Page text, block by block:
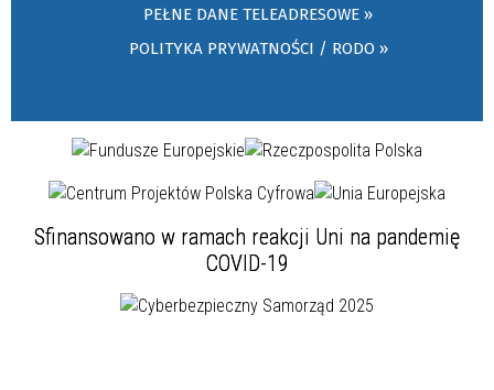
PEŁNE DANE TELEADRESOWE »
POLITYKA PRYWATNOŚCI / RODO »
Sfinansowano w ramach reakcji Uni na pandemię
COVID-19